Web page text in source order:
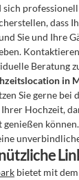
sich professionell
dass
Sie und Ihre
Beratung
in
Sie gerne bei
Hochzeit,
genießen können.
bietet mit